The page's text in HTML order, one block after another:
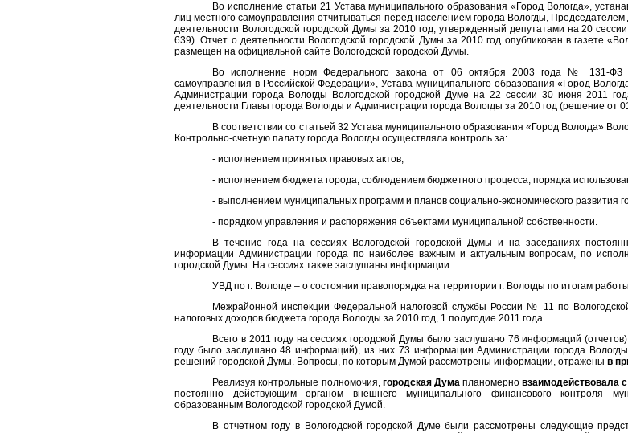
Во исполнение статьи 21 Устава муниципального образования «Город Вологда»,
лиц местного самоуправления отчитываться перед населением города Вологды,
деятельности Вологодской городской Думы за 2010 год, утвержденный депутатами на 20
639). Отчет о деятельности Вологодской городской Думы за 2010 год опубликован в газете
размещен на официальной сайте Вологодской городской Думы.
Во исполнение норм Федерального закона от 06 октября 2003 года № 131-ФЗ
самоуправления в Российской Федерации», Устава муниципального образования «Город
Администрации города Вологды Вологодской городской Думе на 22 сессии 30 июня 2011
деятельности Главы города Вологды и Администрации города Вологды за 2010 год (решение от
В соответствии со статьей 32 Устава муниципального образования «Город Вологда»
Контрольно-счетную палату города Вологды осуществляла контроль за:
- исполнением принятых правовых актов;
- исполнением бюджета города, соблюдением бюджетного процесса, порядка
- выполнением муниципальных программ и планов социально-экономического развития
- порядком управления и распоряжения объектами муниципальной собственности.
В течение года на сессиях Вологодской городской Думы и на заседаниях
информации Администрации города по наиболее важным и актуальным вопросам, по
городской Думы. На сессиях также заслушаны информации:
УВД по г. Вологде – о состоянии правопорядка на территории г. Вологды по итогам
Межрайонной инспекции Федеральной налоговой службы России № 11 по
налоговых доходов бюджета города Вологды за 2010 год, 1 полугодие 2011 года.
Всего в 2011 году на сессиях городской Думы было заслушано 76 информаций
году было заслушано 48 информаций), из них 73 информации Администрации города
решений городской Думы. Вопросы, по которым Думой рассмотрены информации, отражены в
Реализуя контрольные полномочия, городская Думапланомерновзаимодействовала
постоянно действующим органом внешнего муниципального финансового контроля
образованным Вологодской городской Думой.
В отчетном году в Вологодской городской Думе были рассмотрены следующие